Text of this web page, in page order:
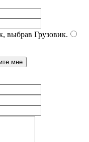
выбрав Грузовик.